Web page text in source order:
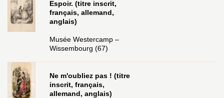
Espoir. (titre inscrit,
français, allemand,
anglais)
Musée Westercamp –
Wissembourg (67)
Ne m'oubliez pas ! (titre
inscrit, français,
allemand, anglais)